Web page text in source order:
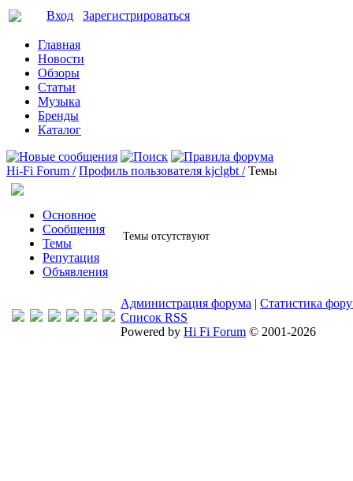
Вход Зарегистрироваться
Главная
Новости
Обзоры
Статьи
Музыка
Бренды
Каталог
Hi-Fi Forum / Профиль пользователя kjclgbt / Темы
Основное
Сообщения
Темы
Репутация
Объявления
Темы отсутствуют
Администрация форума | Статистика
Список RSS
Powered by Hi Fi Forum © 2001-2026